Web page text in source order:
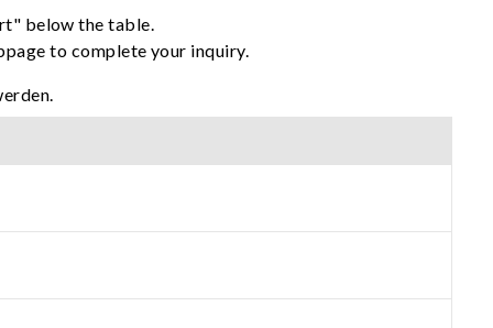
below the table.
to complete your inquiry.